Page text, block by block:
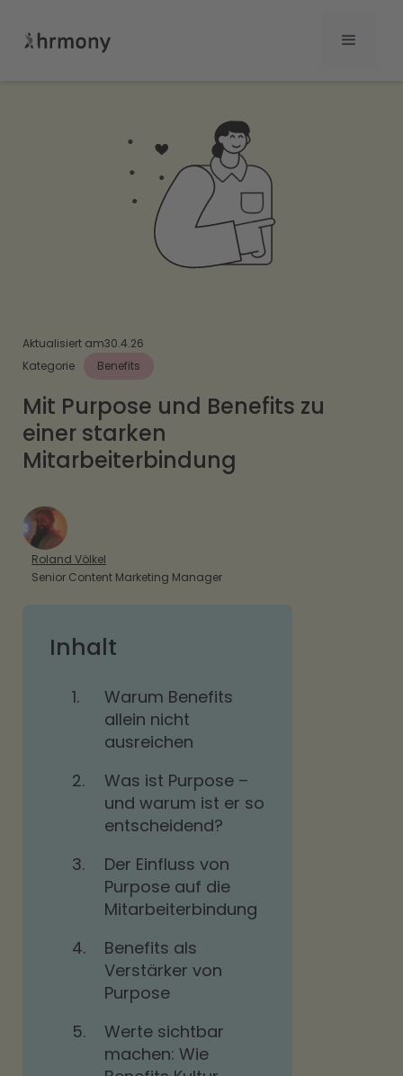
Aktualisiert am30.4.26
Kategorie
Benefits
Mit Purpose und Benefits zu
einer starken
Mitarbeiterbindung
Roland Völkel
Senior Content Marketing Manager
Inhalt
1.
Warum Benefits
allein nicht
ausreichen
2.
Was ist Purpose –
und warum ist er so
entscheidend?
3.
Der Einfluss von
Purpose auf die
Mitarbeiterbindung
4.
Benefits als
Verstärker von
Purpose
5.
Werte sichtbar
machen: Wie